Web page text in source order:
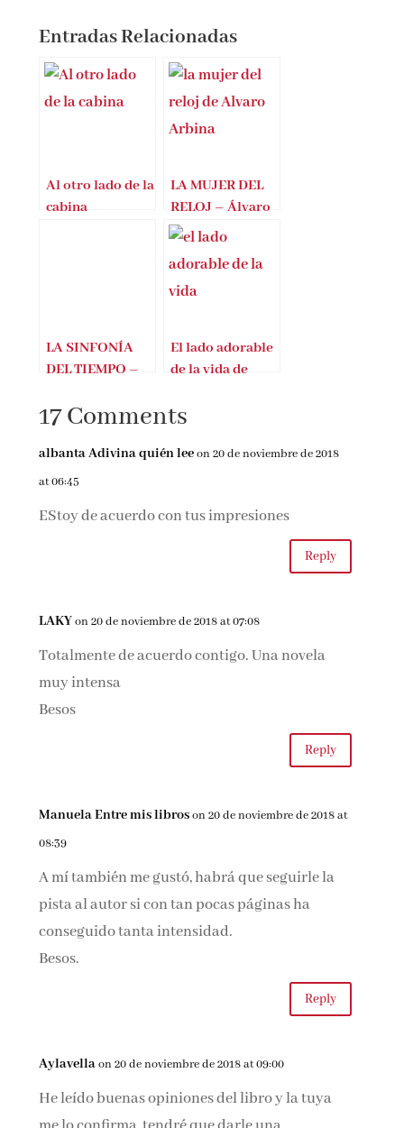
Entradas Relacionadas
Al otro lado de la
cabina
LA MUJER DEL
RELOJ – Álvaro
Arbina
LA SINFONÍA
DEL TIEMPO –
El lado adorable
de la vida de
17 Comments
albanta Adivina quién leeon 20 de noviembre de 2018
at 06:45
EStoy de acuerdo con tus impresiones
Reply
LAKYon 20 de noviembre de 2018 at 07:08
Totalmente de acuerdo contigo. Una novela
muy intensa
Besos
Reply
Manuela Entre mis libroson 20 de noviembre de 2018 at
08:39
A mí también me gustó, habrá que seguirle la
pista al autor si con tan pocas páginas ha
conseguido tanta intensidad.
Besos.
Reply
Aylavellaon 20 de noviembre de 2018 at 09:00
He leído buenas opiniones del libro y la tuya